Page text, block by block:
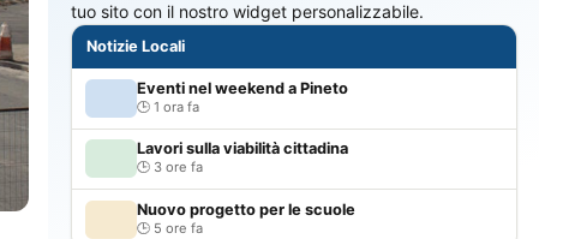
tuo sito con il nostro widget personalizzabile.
Notizie Locali
Eventi nel weekend a Pineto
1 ora fa
Lavori sulla viabilità cittadina
3 ore fa
Nuovo progetto per le scuole
5 ore fa